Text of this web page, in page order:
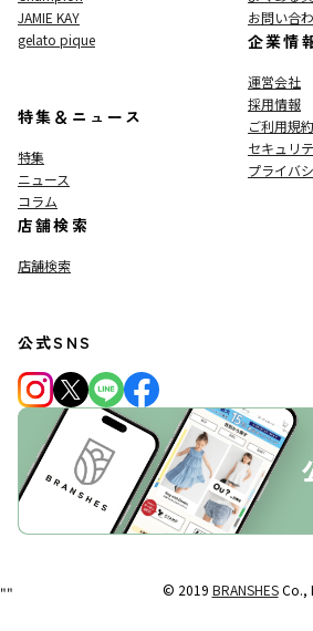
JAMIE KAY
gelato pique
特集＆ニュース
特集
ニュース
コラム
店舗検索
店舗検索
お問い合
企業情
運営会社
採用情報
ご利用規約
セキュリ
プライバ
公式SNS
© 2019 BRANSHESCo.,
""